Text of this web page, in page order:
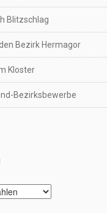
Blitzschlag
Bezirk Hermagor
Kloster
Bezirksbewerbe